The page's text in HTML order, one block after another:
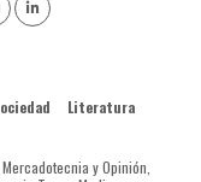
Literatura
y Opinión,